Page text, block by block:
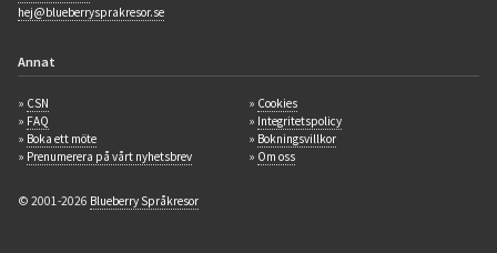
hej@blueberrysprakresor.se
Annat
» CSN
» FAQ
» Boka ett möte
» Prenumerera på vårt nyhetsbrev
» Cookies
» Integritetspolicy
» Bokningsvillkor
» Om oss
© 2001-2026 Blueberry Språkresor